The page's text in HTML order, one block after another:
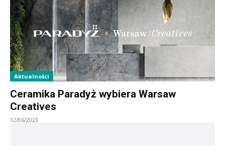
Aktualności
Ceramika Paradyż wybiera Warsaw
Creatives
12/06/2023